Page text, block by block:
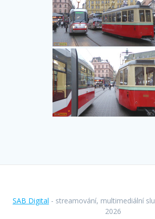
SAB Digital - streamování, multimediální
2026